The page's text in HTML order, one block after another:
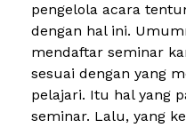
pengelola acara
dengan hal ini.
mendaftar seminar
sesuai dengan yang
pelajari. Itu hal yang
seminar. Lalu, yang